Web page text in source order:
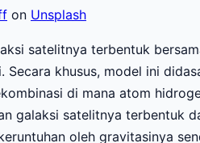
on Unsplash
satelitnya terbentuk
Secara khusus, model ini
di mana atom
galaksi satelitnya terbentuk
oleh gravitasinya